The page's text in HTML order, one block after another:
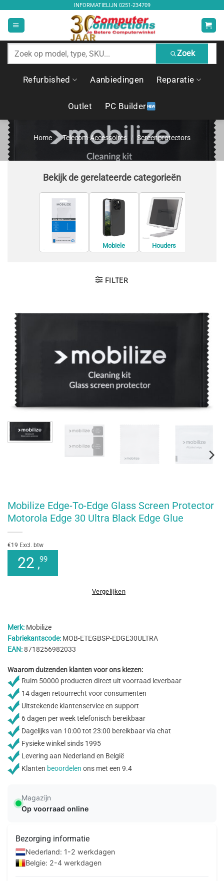
inhoud
INFORMATIELIJN 0251-234709
Zoek
producten
Zoek
Refurbished Aanbiedingen Reparatie
Outlet PC Builder
Home / Telecom-Accessoires / Screenprotectors
Bekijk de gerelateerde categorieën
Screenprotecto
Mobiele
telefoon
Houders
FILTER
Mobilize Edge-To-Edge Glass Screen Protector
Motorola Edge 30 Ultra Black Edge Glue
€19 Excl. btw
22 ,99
Vergelijken
Merk: Mobilize
Fabriekantscode: MOB-ETEGBSP-EDGE30ULTRA
EAN:8718256982033
Waarom duizenden klanten voor ons kiezen:
Ruim 50000 producten direct uit voorraad leverbaar
14 dagen retourrecht voor consumenten
Uitstekende klantenservice en support
6 dagen per week telefonisch bereikbaar
Dagelijks van 10:00 tot 23:00 bereikbaar via chat
Fysieke winkel sinds 1995
Levering aan Nederland en België
Klanten beoordelen ons met een 9.4
Magazijn
Op voorraad online
Bezorging informatie
Nederland: 1-2 werkdagen
Belgie: 2-4 werkdagen